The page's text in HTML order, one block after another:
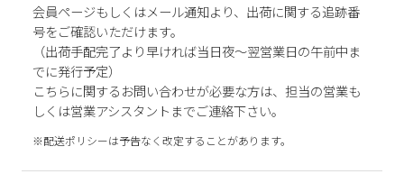
会員ページもしくはメール通知より、出荷に関する追跡番
号をご確認いただけます。
（出荷手配完了より早ければ当日夜～翌営業日の午前中ま
でに発行予定）
こちらに関するお問い合わせが必要な方は、担当の営業も
しくは営業アシスタントまでご連絡下さい。
※配送ポリシーは予告なく改定することがあります。